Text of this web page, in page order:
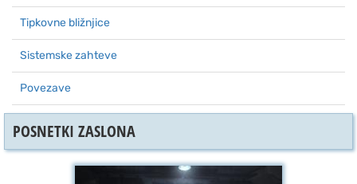
Tipkovne bližnjice
Sistemske zahteve
Povezave
POSNETKI ZASLONA